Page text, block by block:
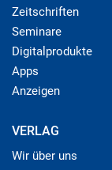
Zeitschriften
Seminare
Digitalprodukte
Apps
Anzeigen
VERLAG
Wir über uns